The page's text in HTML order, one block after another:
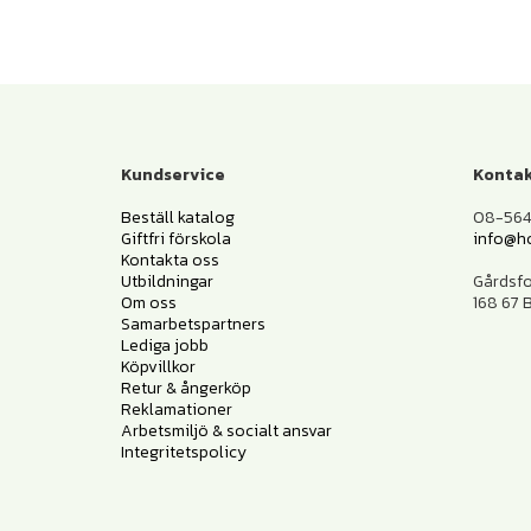
Kundservice
Beställ katalog
Giftfri förskola
Kontakta oss
Utbildningar
Om oss
Samarbetspartners
Lediga jobb
Köpvillkor
Retur & ångerköp
Reklamationer
Arbetsmiljö & socialt ansvar
Integritetspolicy
08-564
168 67